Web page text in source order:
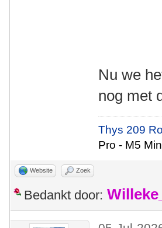
Nu we
nog met
Thys 209
Pro - M5
Website Zoek
Bedankt door: